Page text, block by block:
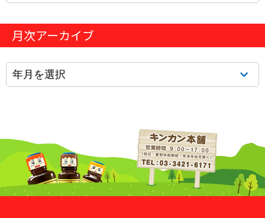
月次アーカイブ